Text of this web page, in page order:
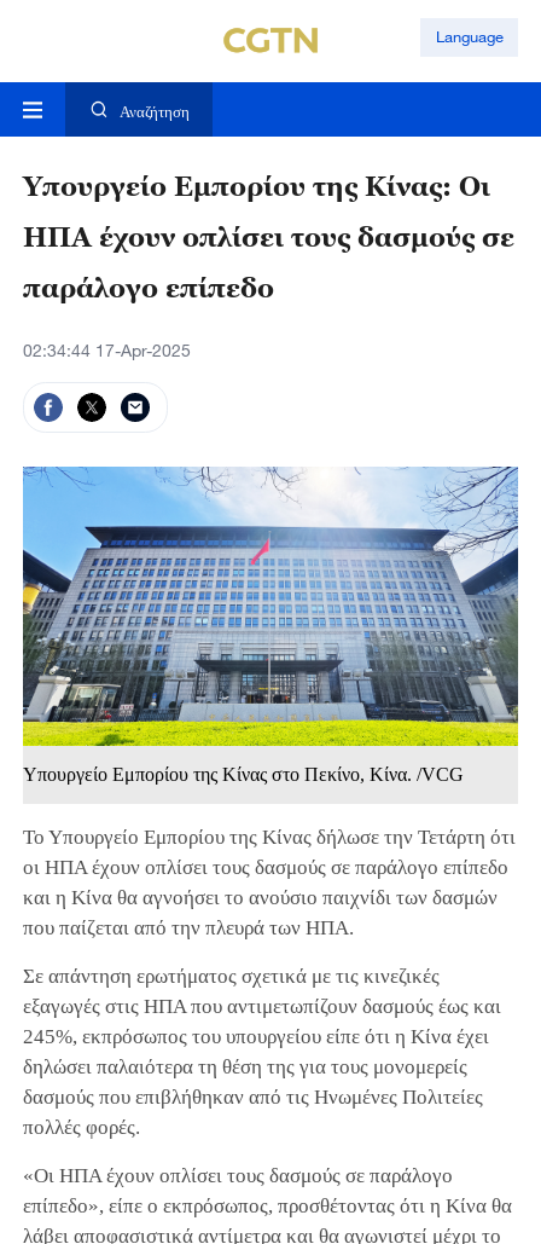
Language
Αναζήτηση
Υπουργείο Εμπορίου της Κίνας: Οι
ΗΠΑ έχουν οπλίσει τους δασμούς σε
παράλογο επίπεδο
02:34:44 17-Apr-2025
Υπουργείο Εμπορίου της Κίνας στο Πεκίνο, Κίνα. /VCG
Το Υπουργείο Εμπορίου της Κίνας δήλωσε την Τετάρτη ότι
οι ΗΠΑ έχουν οπλίσει τους δασμούς σε παράλογο επίπεδο
και η Κίνα θα αγνοήσει το ανούσιο παιχνίδι των δασμών
που παίζεται από την πλευρά των ΗΠΑ.
Σε απάντηση ερωτήματος σχετικά με τις κινεζικές
εξαγωγές στις ΗΠΑ που αντιμετωπίζουν δασμούς έως και
245%, εκπρόσωπος του υπουργείου είπε ότι η Κίνα έχει
δηλώσει παλαιότερα τη θέση της για τους μονομερείς
δασμούς που επιβλήθηκαν από τις Ηνωμένες Πολιτείες
πολλές φορές.
«Οι ΗΠΑ έχουν οπλίσει τους δασμούς σε παράλογο
επίπεδο», είπε ο εκπρόσωπος, προσθέτοντας ότι η Κίνα θα
λάβει αποφασιστικά αντίμετρα και θα αγωνιστεί μέχρι το